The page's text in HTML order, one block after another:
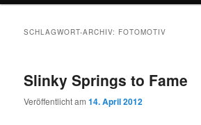
SCHLAGWORT-ARCHIV: FOTOMOTIV
Slinky Springs to Fame
Veröffentlicht am14. April 2012